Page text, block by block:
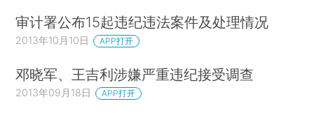
审计署公布15起违纪违法案件及处理情况
2013年10月10日 APP打开
邓晓军、王吉利涉嫌严重违纪接受调查
2013年09月18日 APP打开